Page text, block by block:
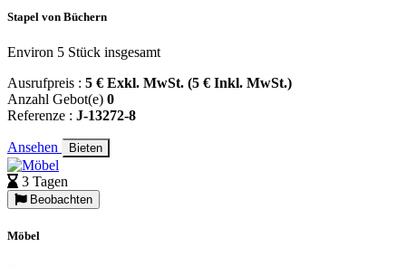
Stapel von Büchern
Environ 5 Stück insgesamt
Ausrufpreis : 5 € Exkl. MwSt. (5 € Inkl. MwSt.)
Anzahl Gebot(e) 0
Referenze : J-13272-8
Ansehen Bieten
3 Tagen
Beobachten
Möbel